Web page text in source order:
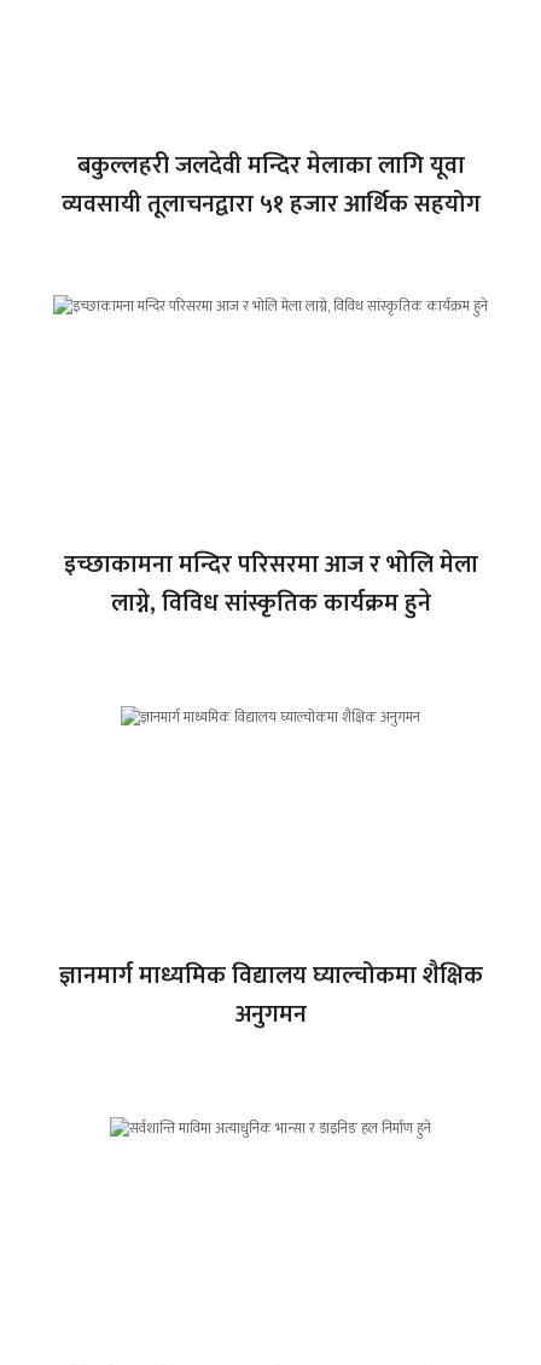
बकुल्लहरी जलदेवी मन्दिर मेलाका लागि यूवा
व्यवसायी तूलाचनद्वारा ५१ हजार आर्थिक सहयोग
इच्छाकामना मन्दिर परिसरमा आज र भोलि मेला
लाग्ने, विविध सांस्कृतिक कार्यक्रम हुने
ज्ञानमार्ग माध्यमिक विद्यालय घ्याल्चोकमा शैक्षिक
अनुगमन